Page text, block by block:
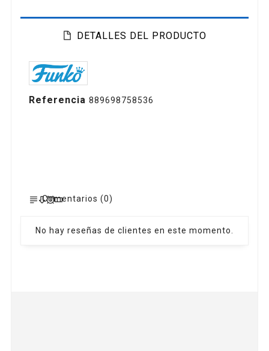
DETALLES DEL PRODUCTO
Referencia 889698758536
Comentarios (0)
No hay reseñas de clientes en este momento.